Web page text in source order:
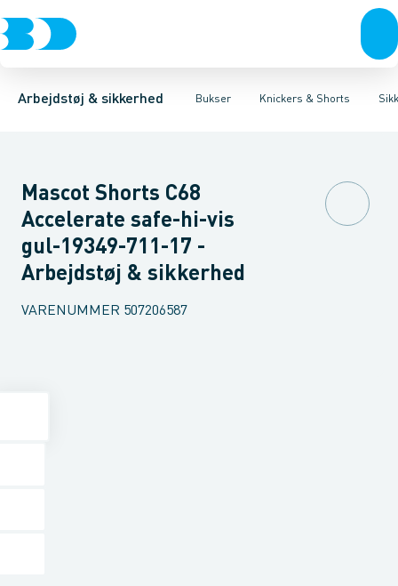
Arbejdstøj & sikkerhed Bukser
Trøjer & t-shirtsBukser Overtøj & huer Undertøj & sokker Sko
Knickers & Shorts
BukserKnickers & Shorts OverallsKedeldragterKnæskånere
Knickers med hængelommerKnickers med lårlommer
Mascot Shorts C68
Accelerate safe-hi-vis
gul-19349-711-17 -
Arbejdstøj & sikkerhed
VARENUMMER 507206587